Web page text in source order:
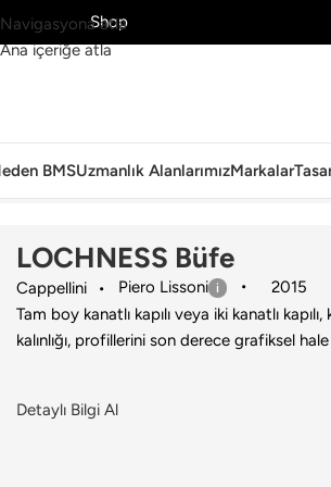
Navigasyona atla
Ana içeriğe atla
KeşfetShop
BMSUzmanlık AlanlarımızMarkalar
Ana Sayfa›Ev›Büfe›Cappellini ›
LOCHNESS Büfe
Cappellini Piero Lissoni
2015
Tam boy kanatlı kapılı veya iki kanatlı
kalınlığı, profillerini son derece grafiksel
Detaylı Bilgi Al